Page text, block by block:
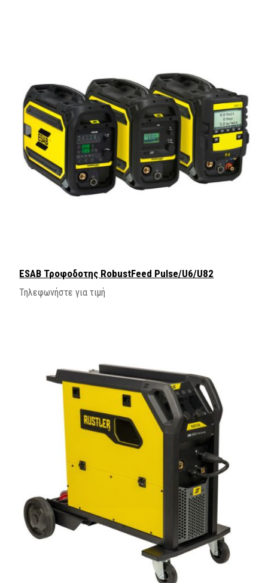
ESAB Τροφοδοτης RobustFeed Pulse/U6/U82
Τηλεφωνήστε για τιμή